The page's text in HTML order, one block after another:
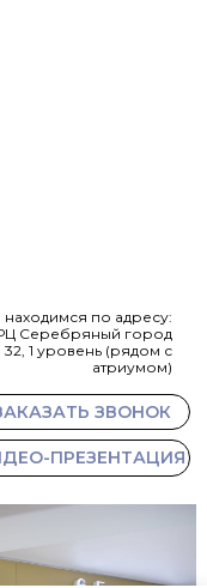
по адресу:
Серебряный город
32, 1 уровень (рядом с
атриумом)
ЗВОНОК
ПРЕЗЕНТАЦИЯ